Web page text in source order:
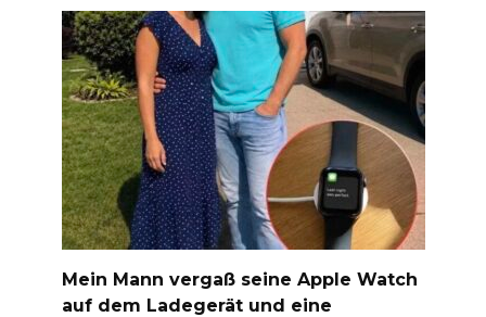
Mein Mann vergaß seine Apple Watch
auf dem Ladegerät und eine